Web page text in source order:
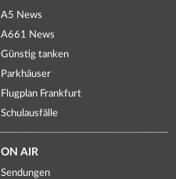
A5 News
A661 News
Günstig tanken
Parkhäuser
Flugplan Frankfurt
Schulausfälle
ON AIR
Sendungen